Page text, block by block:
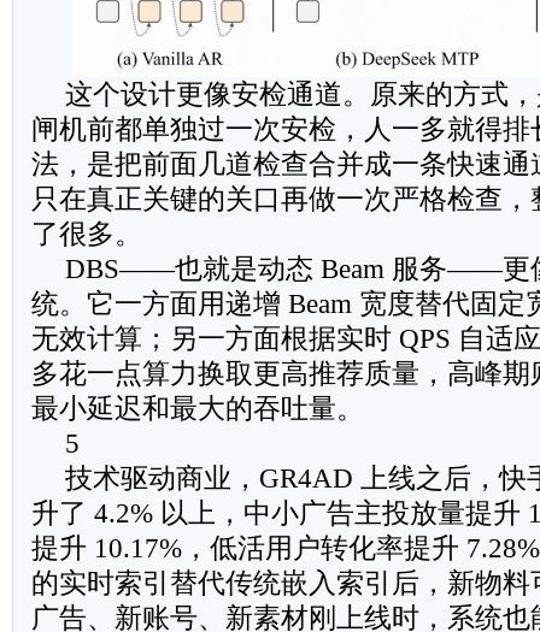
这个设计更像安检通道。原来的方式
闸机前都单独过一次安检，人一多就得排
法，是把前面几道检查合并成一条快速
只在真正关键的关口再做一次严格检查
了很多。
DBS——也就是动态 Beam 服务——更
统。它一方面用递增 Beam 宽度替代固定
无效计算；另一方面根据实时 QPS 自适
多花一点算力换取更高推荐质量，高峰期
最小延迟和最大的吞吐量。
5
技术驱动商业，GR4AD 上线之后，快
升了 4.2% 以上，中小广告主投放量提升
提升 10.17%，低活用户转化率提升
的实时索引替代传统嵌入索引后，新物
广告、新账号、新素材刚上线时，系统